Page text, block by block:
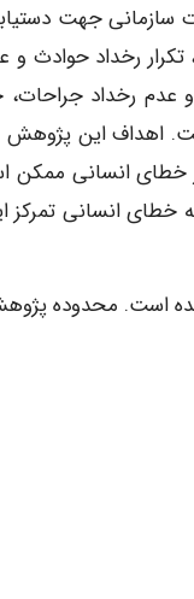
جهت
رخداد حوادث و
عدم رخداد
این پژوهش
انسانی ممکن
خطای انسانی تمرکز
است. محدوده